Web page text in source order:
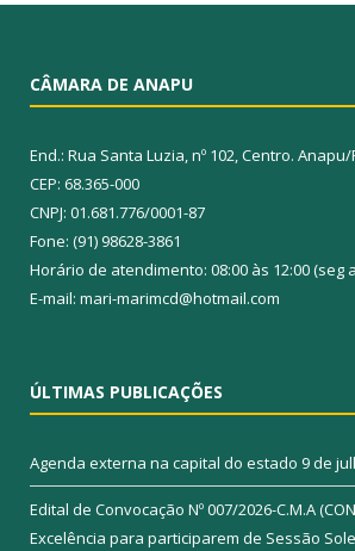
CÂMARA DE ANAPU
End.: Rua Santa Luzia, nº 102, Centro. Anapu/
CEP: 68.365-000
CNPJ: 01.681.776/0001-87
Fone: (91) 98628-3861
Horário de atendimento: 08:00 às 12:00 (seg
E-mail: mari-marimcd@hotmail.com
ÚLTIMAS PUBLICAÇÕES
Agenda externa na capital do estado 9 de
Edital de Convocação Nº 007/2026-C.M.A
Excelência para participarem de Sessão